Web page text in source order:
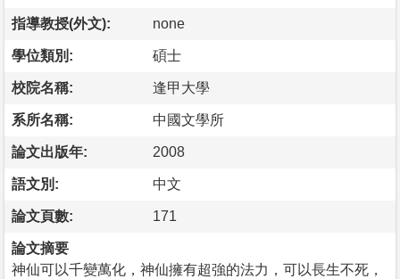
指導教授(外文): none
學位類別: 碩士
校院名稱: 逢甲大學
系所名稱: 中國文學所
論文出版年: 2008
語文別: 中文
論文頁數: 171
論文摘要
神仙可以千變萬化，神仙擁有超強的法力，可以長生不死，